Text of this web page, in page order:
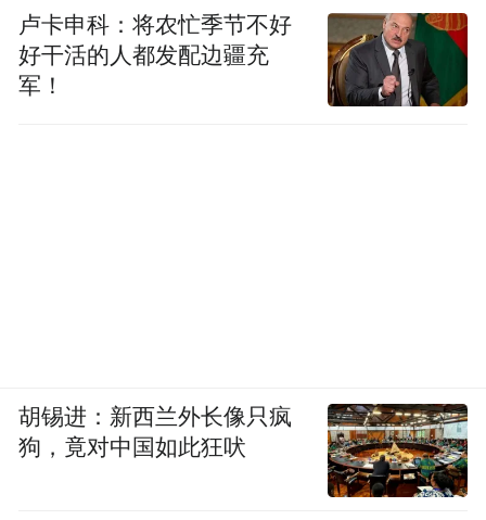
卢卡申科：将农忙季节不好
好干活的人都发配边疆充
军！
胡锡进：新西兰外长像只疯
狗，竟对中国如此狂吠